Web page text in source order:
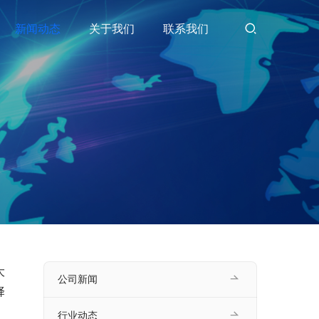
新闻动态 关于我们 联系我们
公司新闻
行业动态